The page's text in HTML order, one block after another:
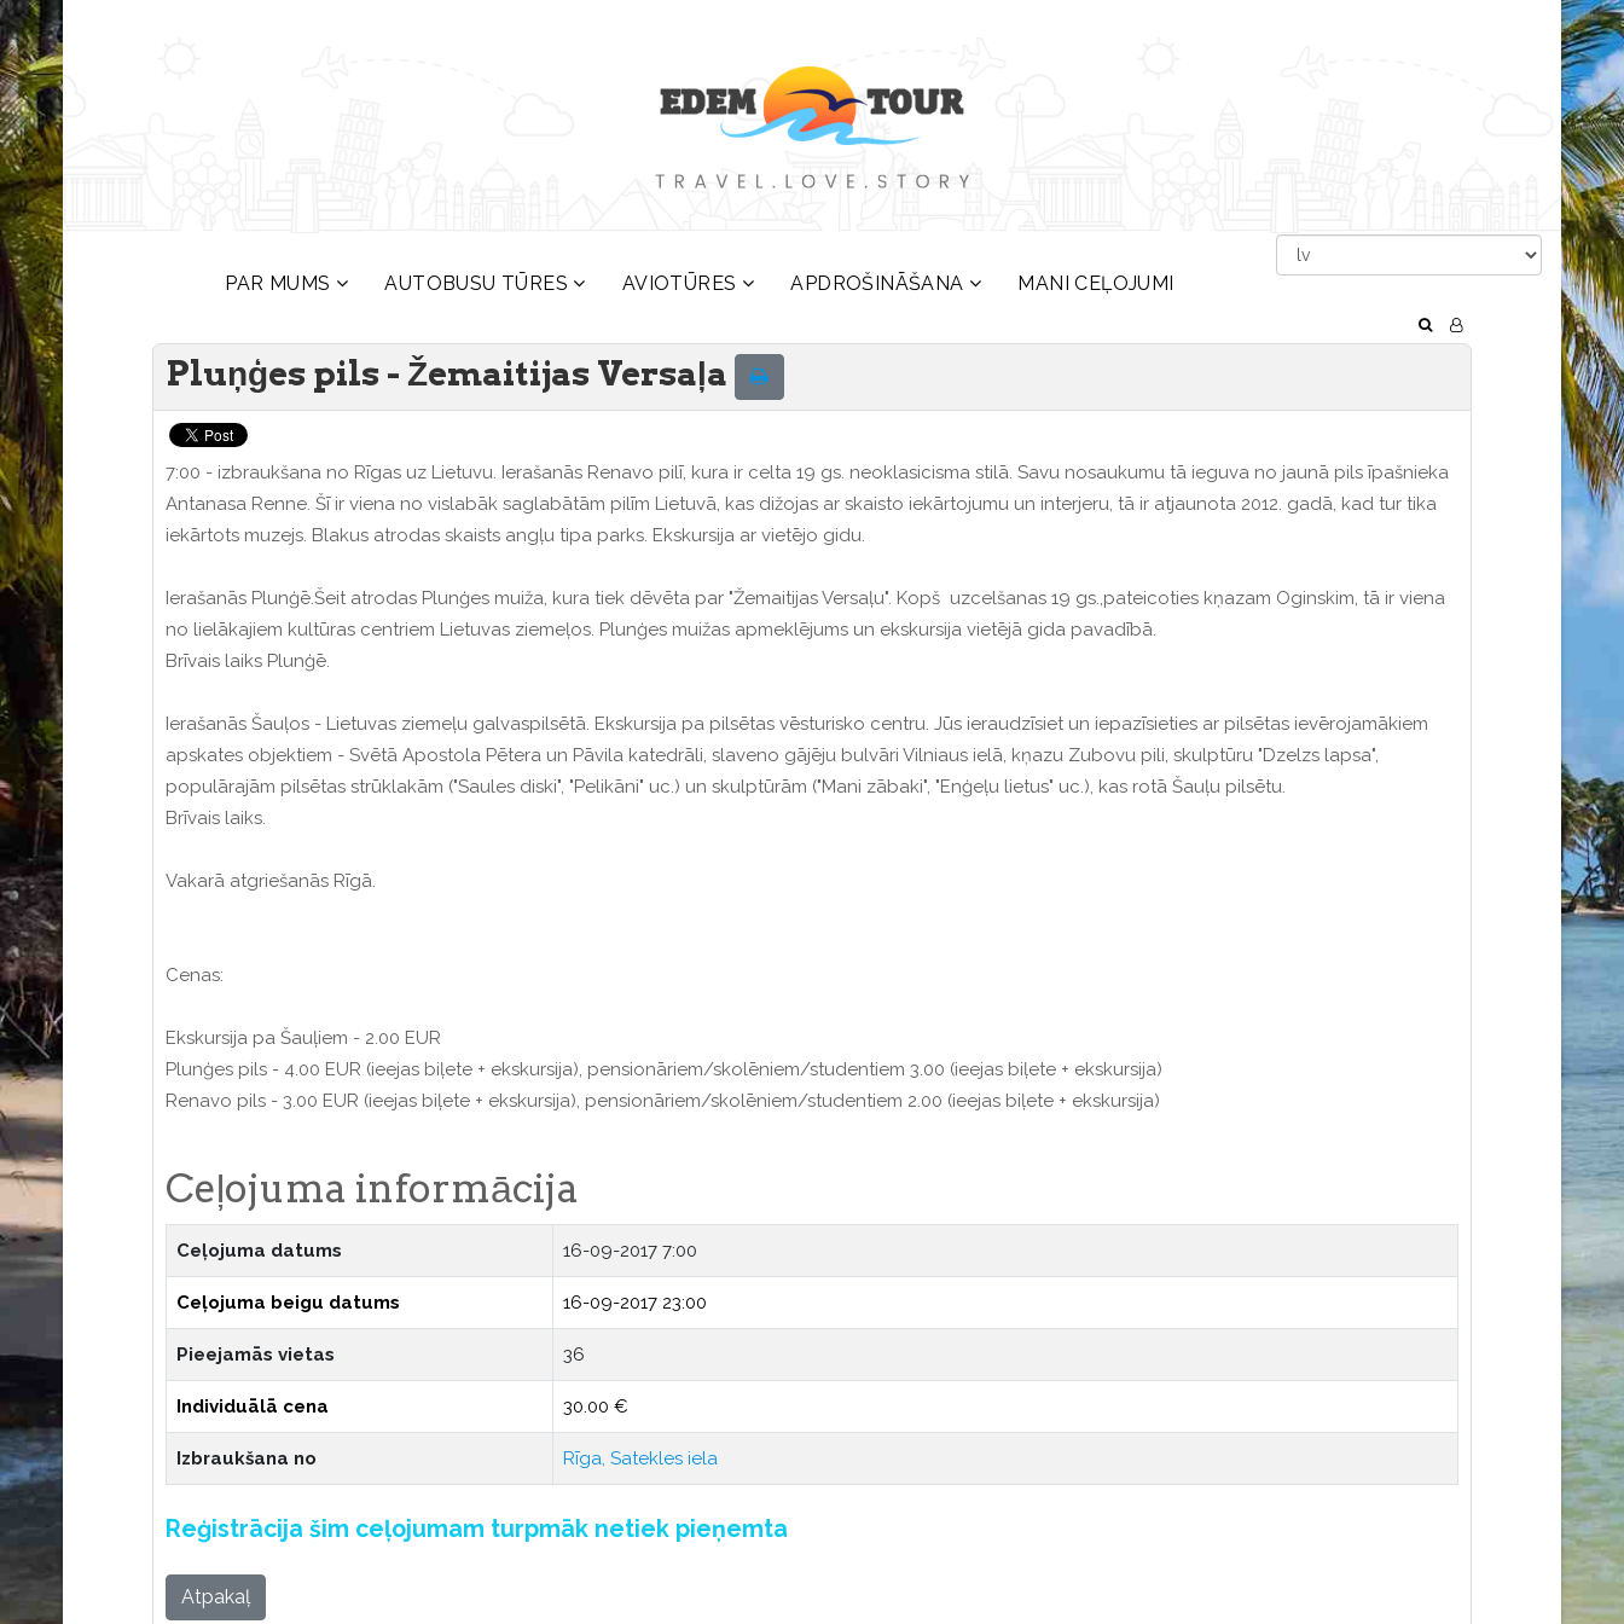
PAR MUMS AUTOBUSU TŪRES AVIOTŪRES APDROŠINĀŠANA MANI CEĻOJUMI
Pluņģes pils - Žemaitijas Versaļa
7:00 - izbraukšana no Rīgas uz Lietuvu. Ierašanās Renavo pilī, kura ir celta 19 gs. neoklasicisma stilā. Savu nosaukumu tā ieguva no jaunā pils īpašnieka
Antanasa Renne. Šī ir viena no vislabāk saglabātām pilīm Lietuvā, kas dižojas ar skaisto iekārtojumu un interjeru, tā ir atjaunota 2012. gadā, kad tur tika
iekārtots muzejs. Blakus atrodas skaists angļu tipa parks. Ekskursija ar vietējo gidu.
Ierašanās Plunģē.Šeit atrodas Plunģes muiža, kura tiek dēvēta par "Žemaitijas Versaļu". Kopš uzcelšanas 19 gs.,pateicoties kņazam Oginskim, tā ir viena
no lielākajiem kultūras centriem Lietuvas ziemeļos. Plunģes muižas apmeklējums un ekskursija vietējā gida pavadībā.
Brīvais laiks Plunģē.
Ierašanās Šauļos - Lietuvas ziemeļu galvaspilsētā. Ekskursija pa pilsētas vēsturisko centru. Jūs ieraudzīsiet un iepazīsieties ar pilsētas ievērojamākiem
apskates objektiem - Svētā Apostola Pētera un Pāvila katedrāli, slaveno gājēju bulvāri Vilniaus ielā, kņazu Zubovu pili, skulptūru "Dzelzs lapsa",
populārajām pilsētas strūklakām ("Saules diski", "Pelikāni" uc.) un skulptūrām ("Mani zābaki", "Enģeļu lietus" uc.), kas rotā Šauļu pilsētu.
Brīvais laiks.
Vakarā atgriešanās Rīgā.
Cenas:
Ekskursija pa Šauļiem - 2.00 EUR
Plunģes pils - 4.00 EUR (ieejas biļete + ekskursija), pensionāriem/skolēniem/studentiem 3.00 (ieejas biļete + ekskursija)
Renavo pils - 3.00 EUR (ieejas biļete + ekskursija), pensionāriem/skolēniem/studentiem 2.00 (ieejas biļete + ekskursija)
Ceļojuma informācija
Ceļojuma datums 16-09-2017 7:00
Ceļojuma beigu datums 16-09-2017 23:00
Pieejamās vietas 36
Individuālā cena 30.00 €
Izbraukšana no Rīga, Satekles iela
Reģistrācija šim ceļojumam turpmāk netiek pieņemta
Atpakaļ